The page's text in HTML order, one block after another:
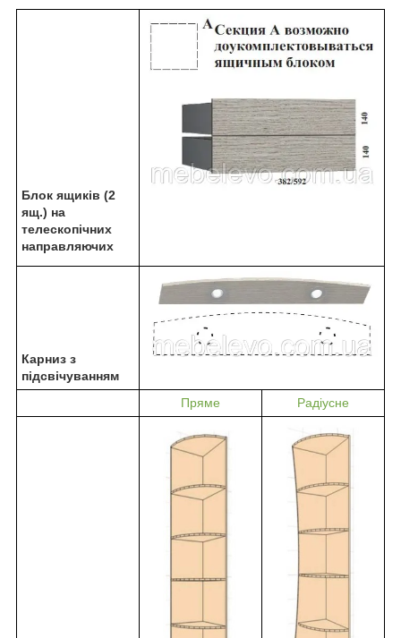
Блок ящиків (2
ящ.) на
телескопічних
направляючих
Карниз з
підсвічуванням
Пряме
Радіусне